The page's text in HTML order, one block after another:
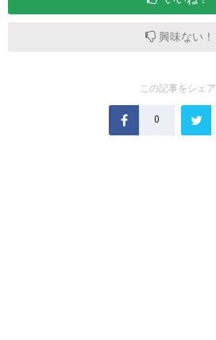
興味ない！
この記事をシェア
0